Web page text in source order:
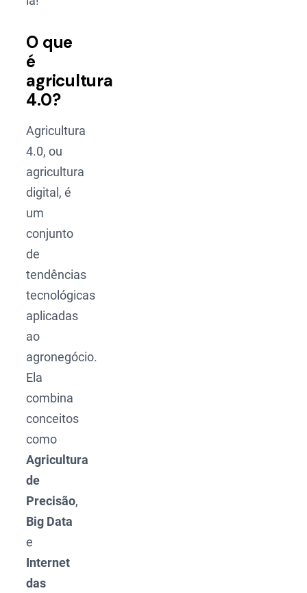
O que
é
agricultura
4.0?
Agricultura
4.0, ou
agricultura
digital, é
um
conjunto
de
tendências
tecnológicas
aplicadas
ao
agronegócio.
Ela
combina
conceitos
como
Agricultura
de
Precisão,
Big Data
e
Internet
das